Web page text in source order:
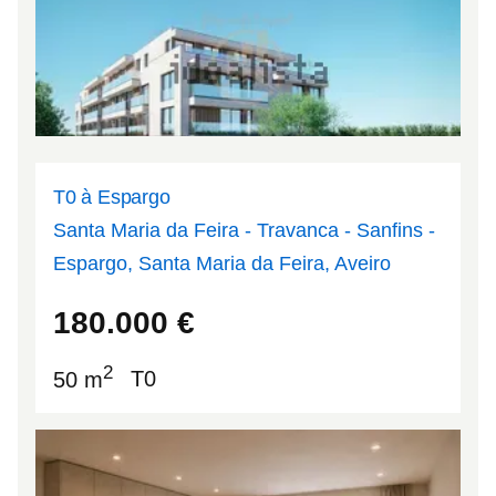
T0 à Espargo
Santa Maria da Feira - Travanca - Sanfins -
Espargo, Santa Maria da Feira, Aveiro
180.000 €
50 m2 T0